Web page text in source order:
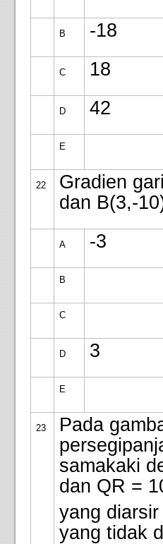
B -18
C 18
D 42
E
22
Gradien
dan B(3,-
A -3
B
C
D 3
E
23
Pada
samakaki
dan QR =
yang
yang tidak